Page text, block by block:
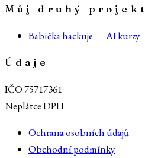
Můj druhý projekt
Babička hackuje — AI kurzy
Údaje
IČO 75717361
Neplátce DPH
Ochrana osobních údajů
Obchodní podmínky